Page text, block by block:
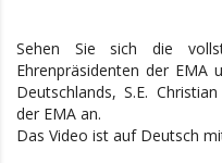
Sehen Sie sich die
Ehrenpräsidenten der EMA
Deutschlands, S.E.
der EMA an.
Das Video ist auf Deutsch